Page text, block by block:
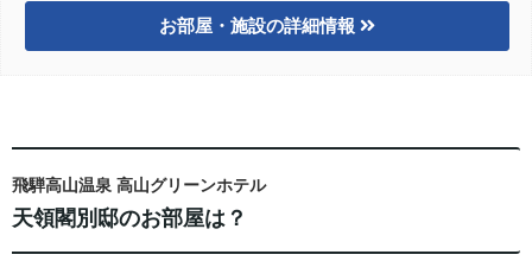
お部屋・施設の詳細情報
飛騨高山温泉 高山グリーンホテル
天領閣別邸のお部屋は？